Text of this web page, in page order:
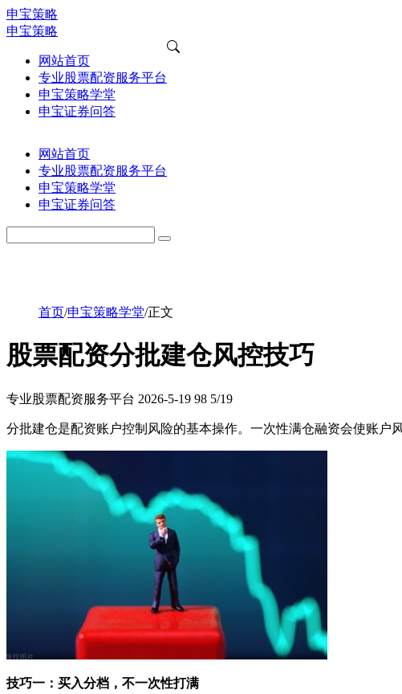
申宝策略
申宝策略
网站首页
专业股票配资服务平台
申宝策略学堂
申宝证券问答
网站首页
专业股票配资服务平台
申宝策略学堂
申宝证券问答
首页/申宝策略学堂/正文
股票配资分批建仓风控技巧
专业股票配资服务平台 2026-5-19 98 5/19
分批建仓是配资账户控制风险的基本操作。一次性满仓融资会使账户
技巧一：买入分档，不一次性打满